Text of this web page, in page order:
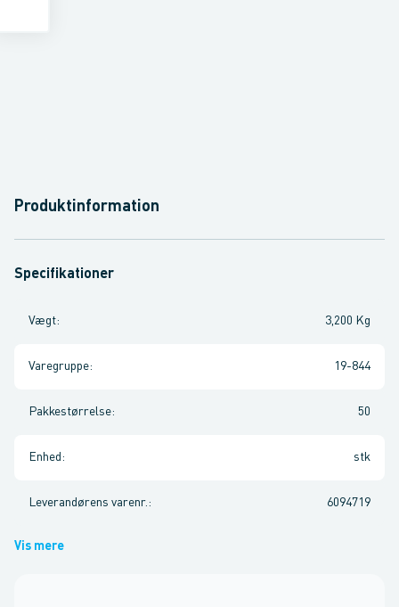
Produktinformation
Specifikationer
Vægt: 3,200 Kg
Varegruppe: 19-844
Pakkestørrelse: 50
Enhed : stk
Leverandørens varenr. : 6094719
Vis mere